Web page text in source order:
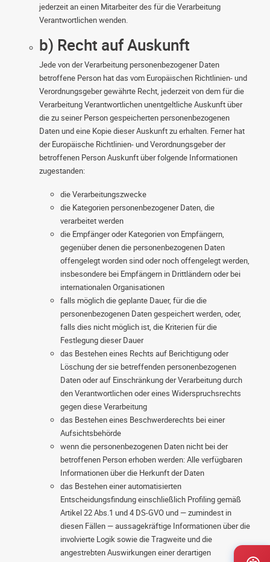
jederzeit an einen Mitarbeiter des für die Verarbeitung
Verantwortlichen wenden.
b) Recht auf Auskunft
Jede von der Verarbeitung personenbezogener Daten
betroffene Person hat das vom Europäischen Richtlinien- und
Verordnungsgeber gewährte Recht, jederzeit von dem für die
Verarbeitung Verantwortlichen unentgeltliche Auskunft über
die zu seiner Person gespeicherten personenbezogenen
Daten und eine Kopie dieser Auskunft zu erhalten. Ferner hat
der Europäische Richtlinien- und Verordnungsgeber der
betroffenen Person Auskunft über folgende Informationen
zugestanden:
die Verarbeitungszwecke
die Kategorien personenbezogener Daten, die
verarbeitet werden
die Empfänger oder Kategorien von Empfängern,
gegenüber denen die personenbezogenen Daten
offengelegt worden sind oder noch offengelegt werden,
insbesondere bei Empfängern in Drittländern oder bei
internationalen Organisationen
falls möglich die geplante Dauer, für die die
personenbezogenen Daten gespeichert werden, oder,
falls dies nicht möglich ist, die Kriterien für die
Festlegung dieser Dauer
das Bestehen eines Rechts auf Berichtigung oder
Löschung der sie betreffenden personenbezogenen
Daten oder auf Einschränkung der Verarbeitung durch
den Verantwortlichen oder eines Widerspruchsrechts
gegen diese Verarbeitung
das Bestehen eines Beschwerderechts bei einer
Aufsichtsbehörde
wenn die personenbezogenen Daten nicht bei der
betroffenen Person erhoben werden: Alle verfügbaren
Informationen über die Herkunft der Daten
das Bestehen einer automatisierten
Entscheidungsfindung einschließlich Profiling gemäß
Artikel 22 Abs.1 und 4 DS-GVO und — zumindest in
diesen Fällen — aussagekräftige Informationen über die
involvierte Logik sowie die Tragweite und die
angestrebten Auswirkungen einer derartigen